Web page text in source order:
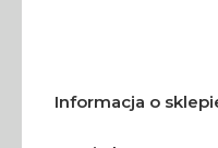
Informacja o